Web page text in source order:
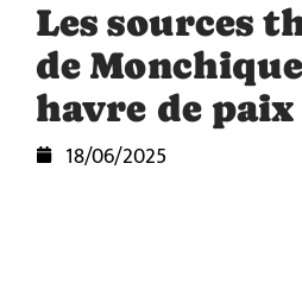
Les sources
de
havre de paix
18/06/2025